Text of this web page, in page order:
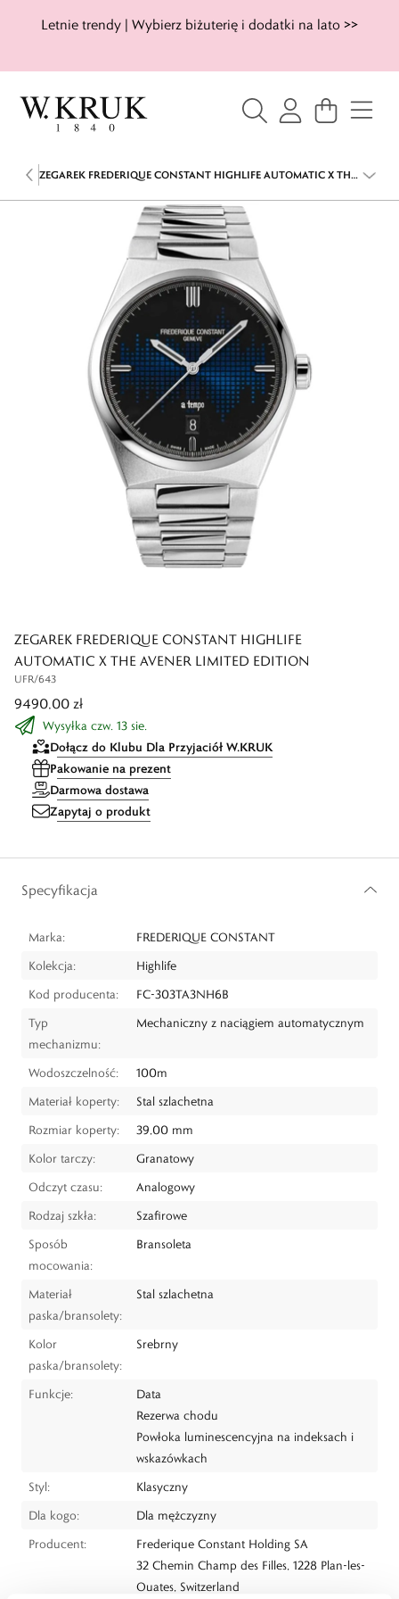
Letnie trendy | Wybierz biżuterię i dodatki na lato >>
ZEGAREK FREDERIQUE CONSTANT HIGHLIFE AUTOMATIC X THE
ZEGAREK FREDERIQUE CONSTANT HIGHLIFE
AUTOMATIC X THE AVENER LIMITED EDITION
UFR/643
9490,00 zł
Wysyłka czw. 13 sie.
Dołącz do Klubu Dla Przyjaciół W.KRUK
Pakowanie na prezent
Darmowa dostawa
Zapytaj o produkt
Specyfikacja
Marka:
FREDERIQUE CONSTANT
Kolekcja:
Highlife
Kod producenta:
FC-303TA3NH6B
Typ
mechanizmu:
Mechaniczny z naciągiem automatycznym
Wodoszczelność:
100m
Materiał koperty:
Stal szlachetna
Rozmiar koperty:
39,00 mm
Kolor tarczy:
Granatowy
Odczyt czasu:
Analogowy
Rodzaj szkła:
Szafirowe
Sposób
mocowania:
Bransoleta
Materiał
paska/bransolety:
Stal szlachetna
Kolor
paska/bransolety:
Srebrny
Funkcje:
Data
Rezerwa chodu
Powłoka luminescencyjna na indeksach i
wskazówkach
Styl:
Klasyczny
Dla kogo:
Dla mężczyzny
Producent:
Frederique Constant Holding SA
32 Chemin Champ des Filles, 1228 Plan-les-
Ouates, Switzerland